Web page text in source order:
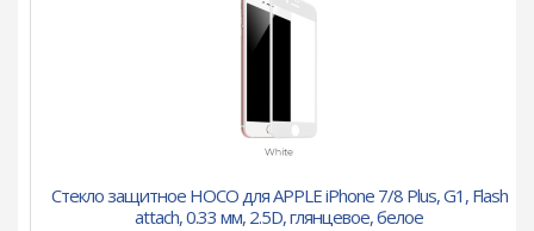
Стекло защитное HOCO для APPLE iPhone 7/8 Plus, G1, Flash
attach, 0.33 мм, 2.5D, глянцевое, белое